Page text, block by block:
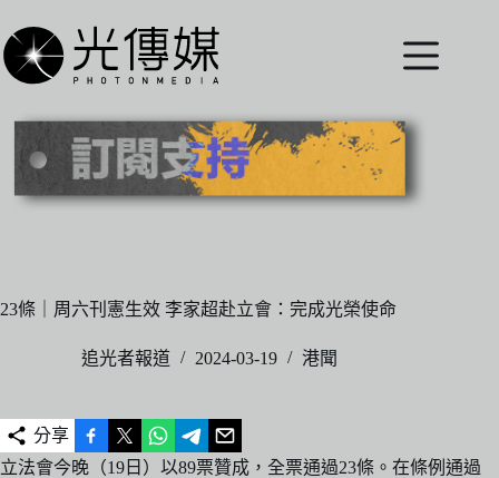
至
主
內
23條｜周六刊憲生效 李家超赴立會：完成光榮使命
追光者報道 2024-03-19 港聞
分享
立法會今晚（19日）以89票贊成，全票通過23條。在條例通過